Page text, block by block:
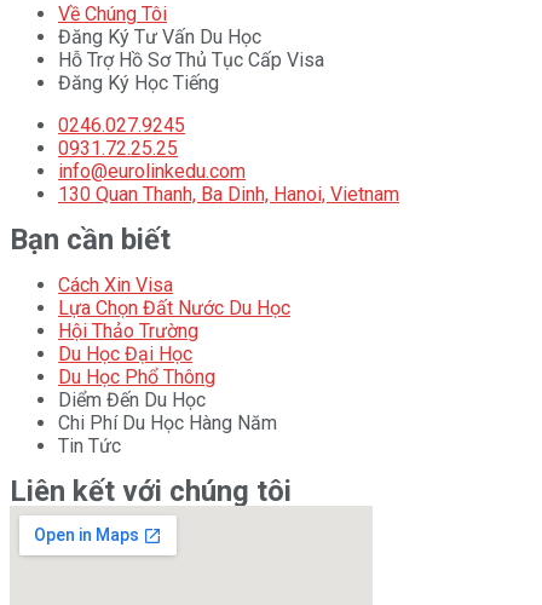
Về Chúng Tôi
Đăng Ký Tư Vấn Du Học
Hỗ Trợ Hồ Sơ Thủ Tục Cấp Visa
Đăng Ký Học Tiếng
0246.027.9245
0931.72.25.25
info@eurolinkedu.com
130 Quan Thanh, Ba Dinh, Hanoi, Vietnam
Bạn cần biết
Cách Xin Visa
Lựa Chọn Đất Nước Du Học
Hội Thảo Trường
Du Học Đại Học
Du Học Phổ Thông
Diểm Đến Du Học
Chi Phí Du Học Hàng Năm
Tin Tức
Liên kết với chúng tôi